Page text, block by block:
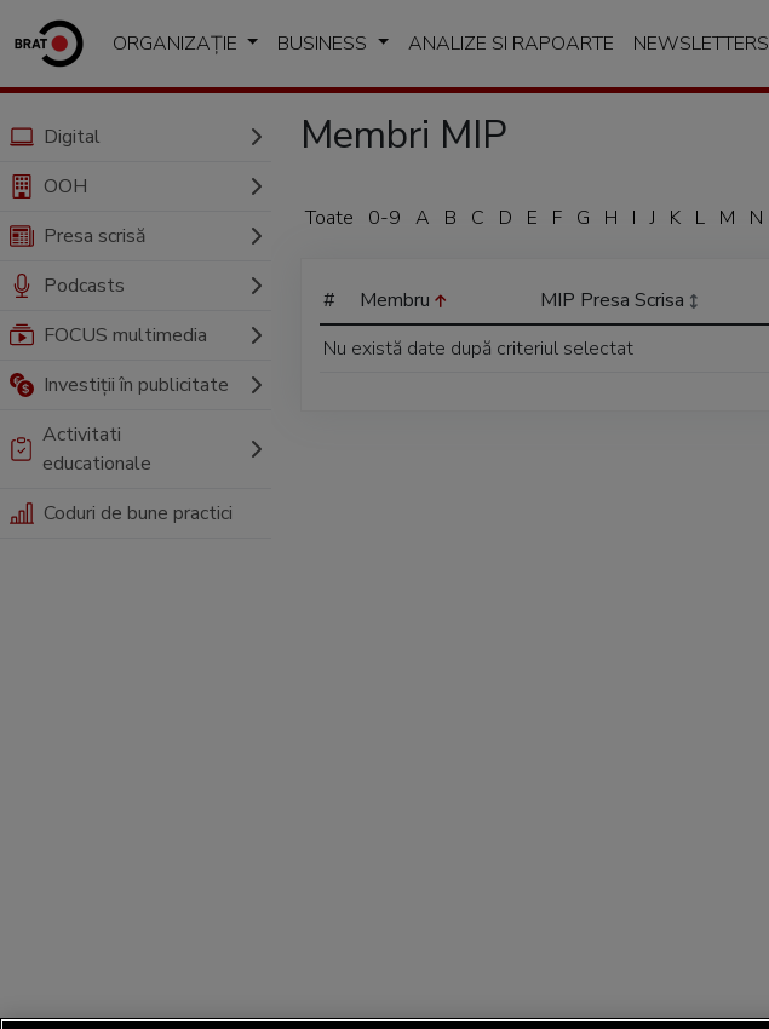
ORGANIZAȚIE BUSINESS ANALIZE SI RAPOARTE NEWSLETTERS
Digital
OOH
Presa scrisă
Podcasts
FOCUS multimedia
Investiții în publicitate
Activitati
educationale
Coduri de bune practici
Membri MIP
Toate 0-9 A B C D E F G H I J K L M N
# Membru MIP Presa Scrisa
Nu există date după criteriul selectat